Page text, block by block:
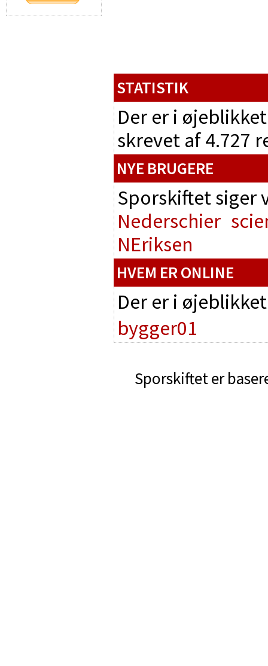
STATISTIK
Der er i
skrevet af 4.727
NYE BRUGERE
Sporskiftet
Nederschier
NEriksen
HVEM ER ONLINE
Der er i
bygger01
Sporskiftet er